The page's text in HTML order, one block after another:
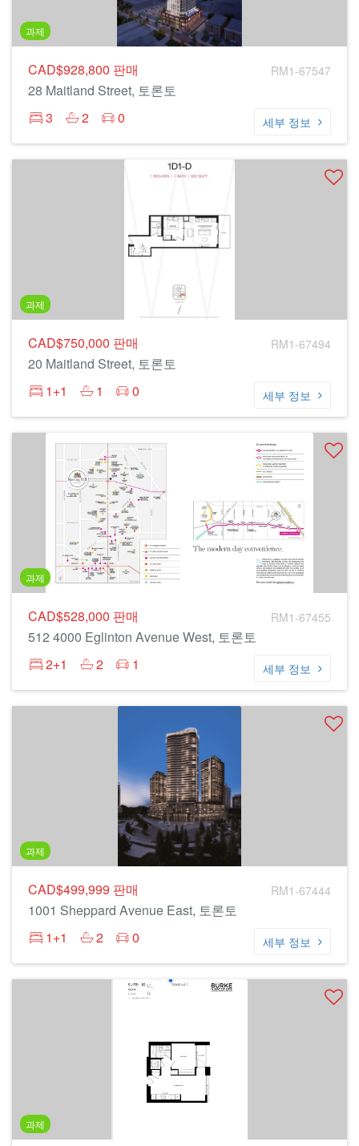
과제
CAD$928,800 판매 RM1-67547
28 Maitland Street, 토론토
3
2 0 세부 정보
과제
CAD$750,000 판매 RM1-67494
20 Maitland Street, 토론토
1+1
1 0 세부 정보
과제
CAD$528,000 판매 RM1-67455
512 4000 Eglinton Avenue West, 토론토
2+1
2 1 세부 정보
과제
CAD$499,999 판매 RM1-67444
1001 Sheppard Avenue East, 토론토
1+1
2 0 세부 정보
과제